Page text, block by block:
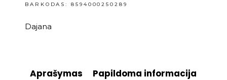
BARKODAS: 8594000250289
Dajana
Aprašymas Papildoma informacija